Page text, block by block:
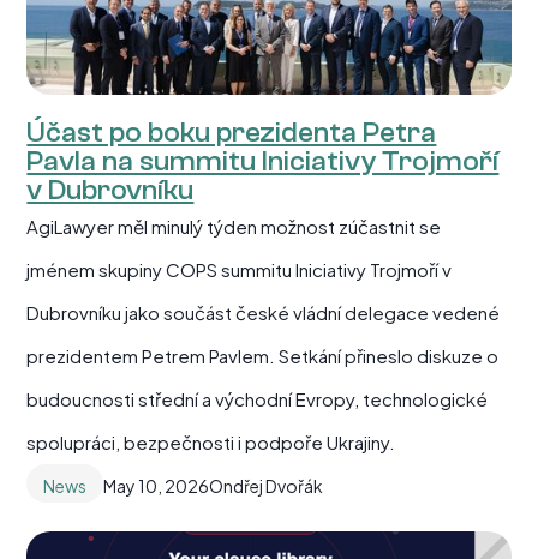
Účast po boku prezidenta Petra
Pavla na summitu Iniciativy Trojmoří
v Dubrovníku
AgiLawyer měl minulý týden možnost zúčastnit se
jménem skupiny COPS summitu Iniciativy Trojmoří v
Dubrovníku jako součást české vládní delegace vedené
prezidentem Petrem Pavlem. Setkání přineslo diskuze o
budoucnosti střední a východní Evropy, technologické
spolupráci, bezpečnosti i podpoře Ukrajiny.
News May 10, 2026Ondřej Dvořák